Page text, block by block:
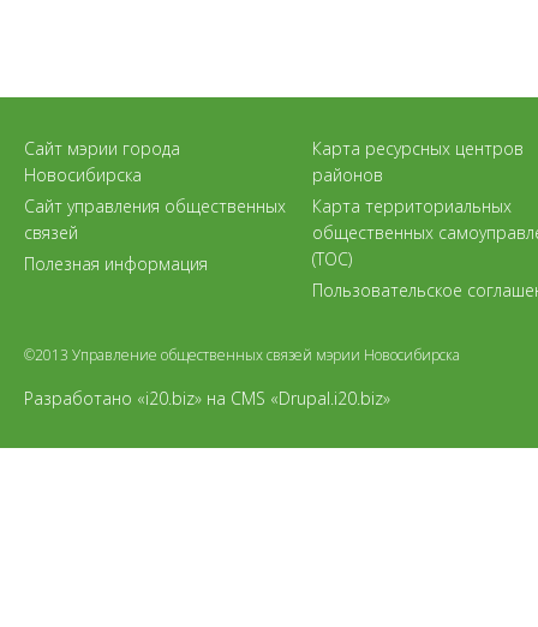
Сайт мэрии города
Новосибирска
Сайт управления общественных
связей
Полезная информация
Карта ресурсных центров
районов
Карта территориальных
общественных
(ТОС)
Пользовательское
©2013 Управление общественных связей мэрии Новосибирска
Разработано «i20.biz» на CMS «Drupal.i20.biz»